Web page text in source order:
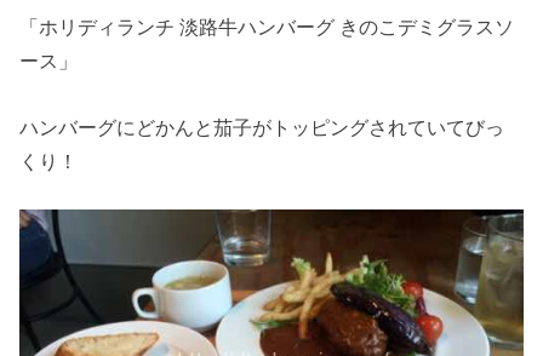
「ホリディランチ 淡路牛ハンバーグ きのこデミグラスソ
ース」
ハンバーグにどかんと茄子がトッピングされていてびっ
くり！